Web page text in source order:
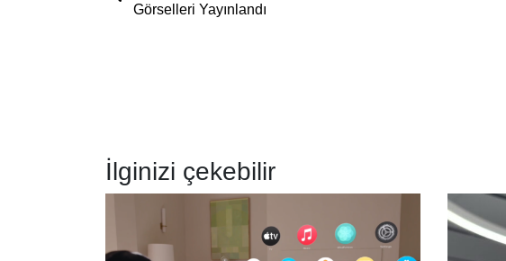
Görselleri Yayınlandı
İlginizi çekebilir